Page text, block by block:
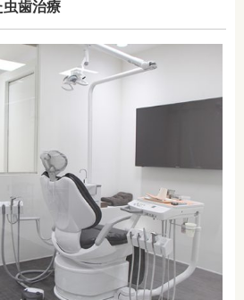
歯治療